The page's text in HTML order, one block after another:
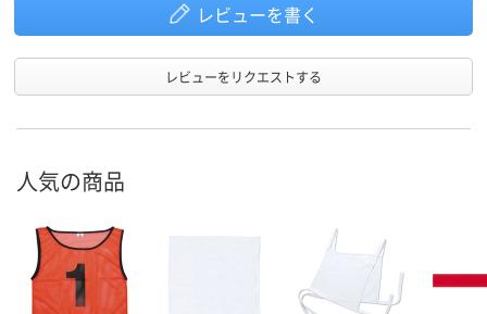
レビューを書く
レビューをリクエストする
人気の商品